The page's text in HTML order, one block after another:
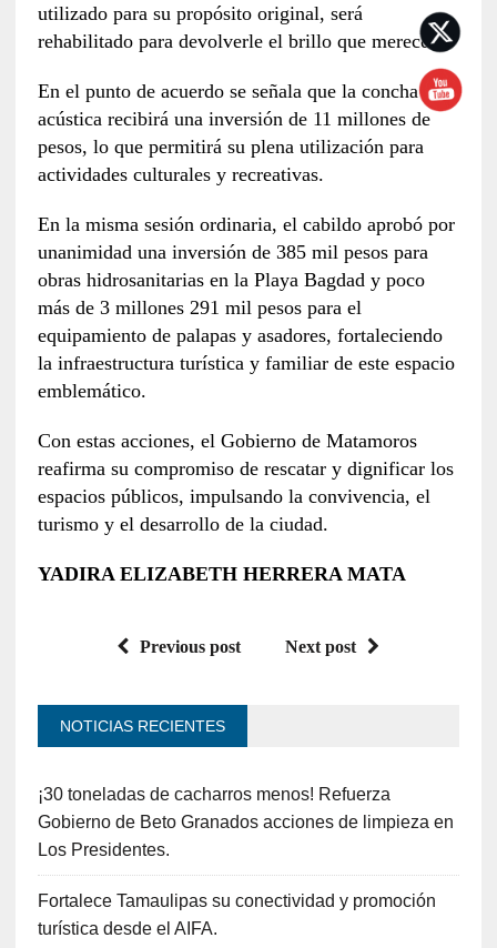
utilizado para su propósito original, será
rehabilitado para devolverle el brillo que merece.
En el punto de acuerdo se señala que la concha
acústica recibirá una inversión de 11 millones de
pesos, lo que permitirá su plena utilización para
actividades culturales y recreativas.
En la misma sesión ordinaria, el cabildo aprobó por
unanimidad una inversión de 385 mil pesos para
obras hidrosanitarias en la Playa Bagdad y poco
más de 3 millones 291 mil pesos para el
equipamiento de palapas y asadores, fortaleciendo
la infraestructura turística y familiar de este espacio
emblemático.
Con estas acciones, el Gobierno de Matamoros
reafirma su compromiso de rescatar y dignificar los
espacios públicos, impulsando la convivencia, el
turismo y el desarrollo de la ciudad.
YADIRA ELIZABETH HERRERA MATA
Previous post Next post
NOTICIAS RECIENTES
¡30 toneladas de cacharros menos! Refuerza
Gobierno de Beto Granados acciones de limpieza en
Los Presidentes.
Fortalece Tamaulipas su conectividad y promoción
turística desde el AIFA.